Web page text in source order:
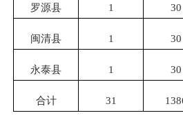
罗源县 1 30
闽清县 1 30
永泰县 1 30
合计 31